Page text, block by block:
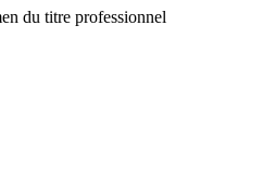
du titre professionnel